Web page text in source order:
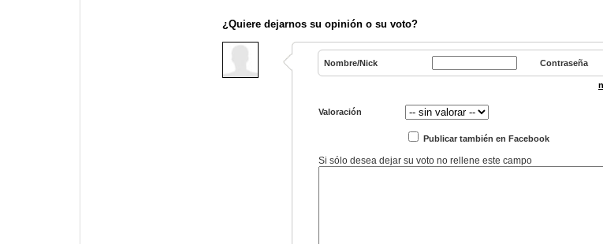
¿Quiere dejarnos su opinión o su voto?
Nombre/Nick Contraseña
Valoración
Publicar también en Facebook
Si sólo desea dejar su voto no rellene este campo